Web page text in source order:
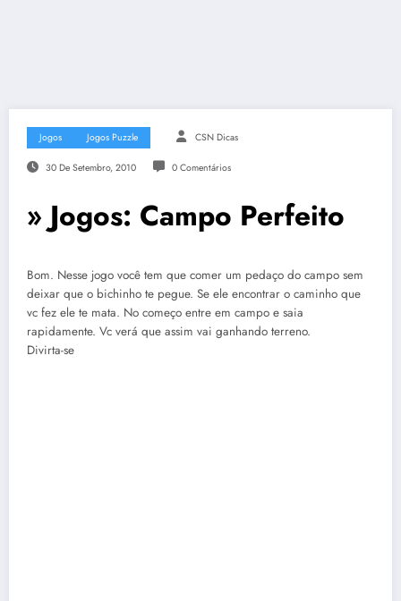
Jogos Jogos Puzzle CSN Dicas
30 De Setembro, 2010 0 Comentários
» Jogos: Campo Perfeito
Bom. Nesse jogo você tem que comer um pedaço do campo sem
deixar que o bichinho te pegue. Se ele encontrar o caminho que
vc fez ele te mata. No começo entre em campo e saia
rapidamente. Vc verá que assim vai ganhando terreno.
Divirta-se